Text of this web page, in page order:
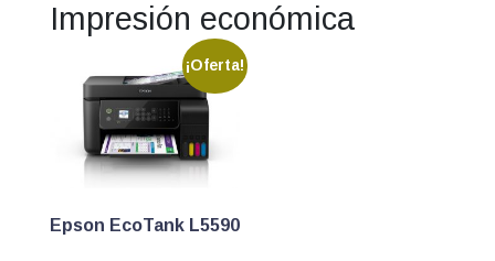
Impresión económica
¡Oferta!
Epson EcoTank L5590